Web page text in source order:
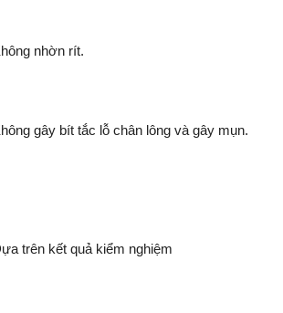
nhờn rít.
gây bít tắc lỗ chân lông và gây mụn.
trên kết quả kiểm nghiệm